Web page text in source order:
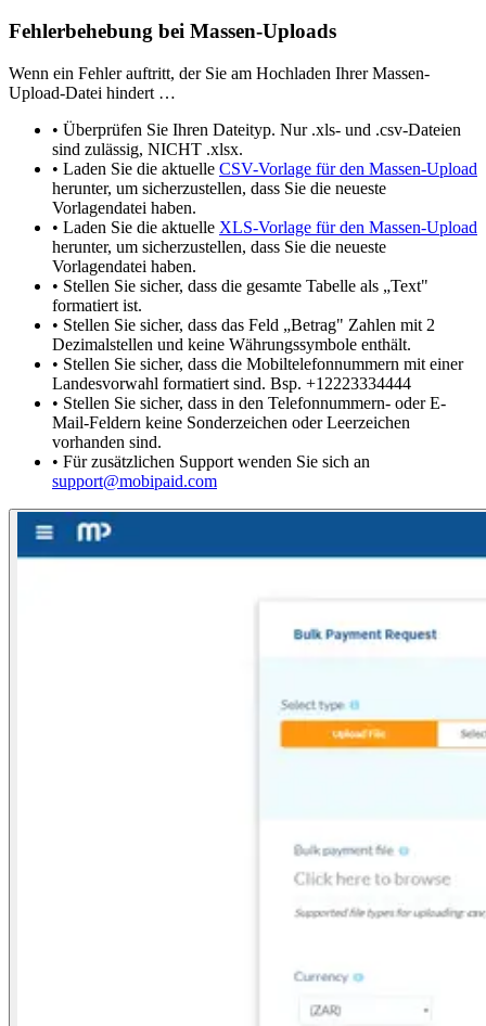
Fehlerbehebung bei Massen-Uploads
Wenn ein Fehler auftritt, der Sie am Hochladen Ihrer Massen-
Upload-Datei hindert …
• Überprüfen Sie Ihren Dateityp. Nur .xls- und .csv-Dateien
sind zulässig, NICHT .xlsx.
• Laden Sie die aktuelle CSV-Vorlage für den Massen-Upload
herunter, um sicherzustellen, dass Sie die neueste
Vorlagendatei haben.
• Laden Sie die aktuelle XLS-Vorlage für den Massen-Upload
herunter, um sicherzustellen, dass Sie die neueste
Vorlagendatei haben.
• Stellen Sie sicher, dass die gesamte Tabelle als „Text"
formatiert ist.
• Stellen Sie sicher, dass das Feld „Betrag" Zahlen mit 2
Dezimalstellen und keine Währungssymbole enthält.
• Stellen Sie sicher, dass die Mobiltelefonnummern mit einer
Landesvorwahl formatiert sind. Bsp. +12223334444
• Stellen Sie sicher, dass in den Telefonnummern- oder E-
Mail-Feldern keine Sonderzeichen oder Leerzeichen
vorhanden sind.
• Für zusätzlichen Support wenden Sie sich an
support@mobipaid.com